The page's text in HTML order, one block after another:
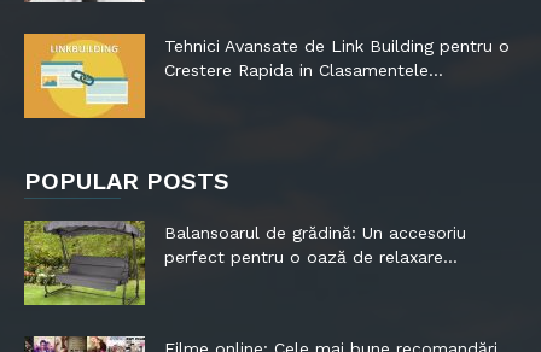
Tehnici Avansate de Link Building pentru o
Crestere Rapida in Clasamentele...
POPULAR POSTS
Balansoarul de grădină: Un accesoriu
perfect pentru o oază de relaxare...